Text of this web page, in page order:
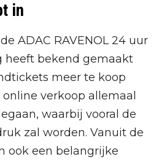
in
ADAC RAVENOL 24 uur
heeft bekend gemaakt
meer te koop
verkoop allemaal
waarbij vooral de
zal worden. Vanuit de
ook een belangrijke